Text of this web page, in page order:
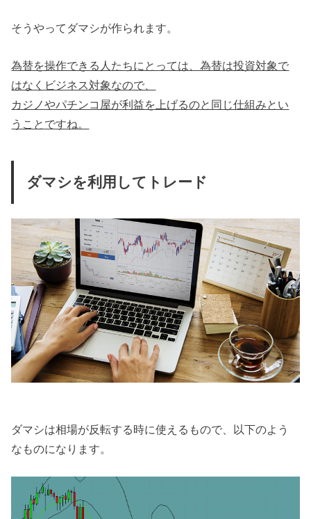
そうやってダマシが作られます。
為替を操作できる人たちにとっては、為替は投資対象で
はなくビジネス対象なので、
カジノやパチンコ屋が利益を上げるのと同じ仕組みとい
うことですね。
ダマシを利用してトレード
ダマシは相場が反転する時に使えるもので、以下のよう
なものになります。